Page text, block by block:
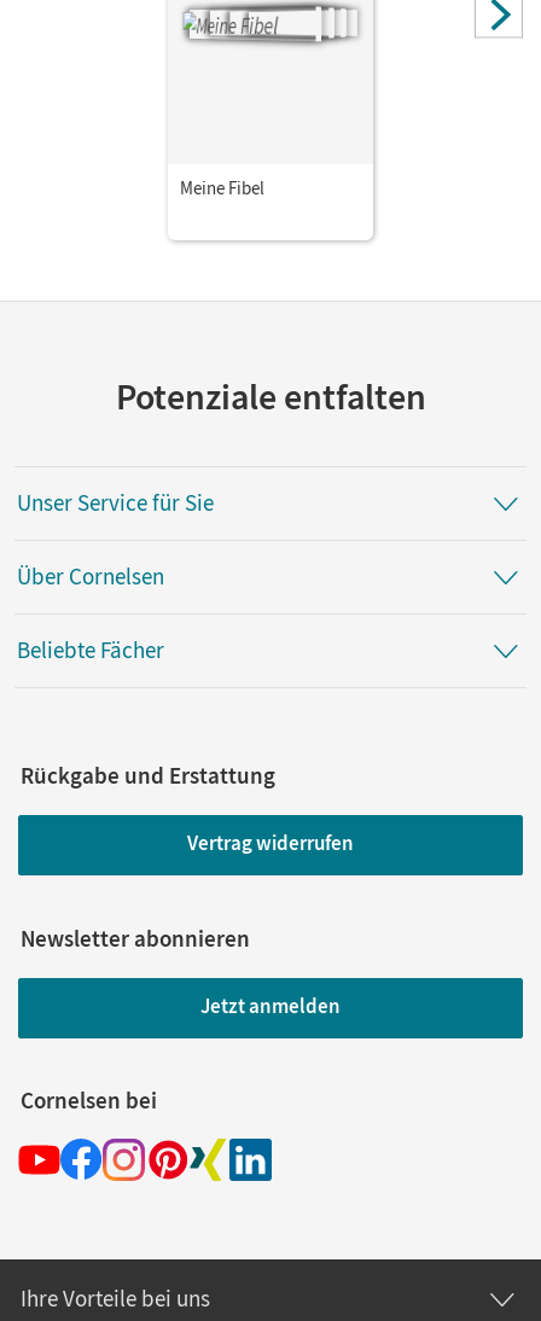
Meine Fibel
Potenziale entfalten
Unser Service für Sie
Über Cornelsen
Beliebte Fächer
Rückgabe und Erstattung
Vertrag widerrufen
Newsletter abonnieren
Jetzt anmelden
Cornelsen bei
Ihre Vorteile bei uns